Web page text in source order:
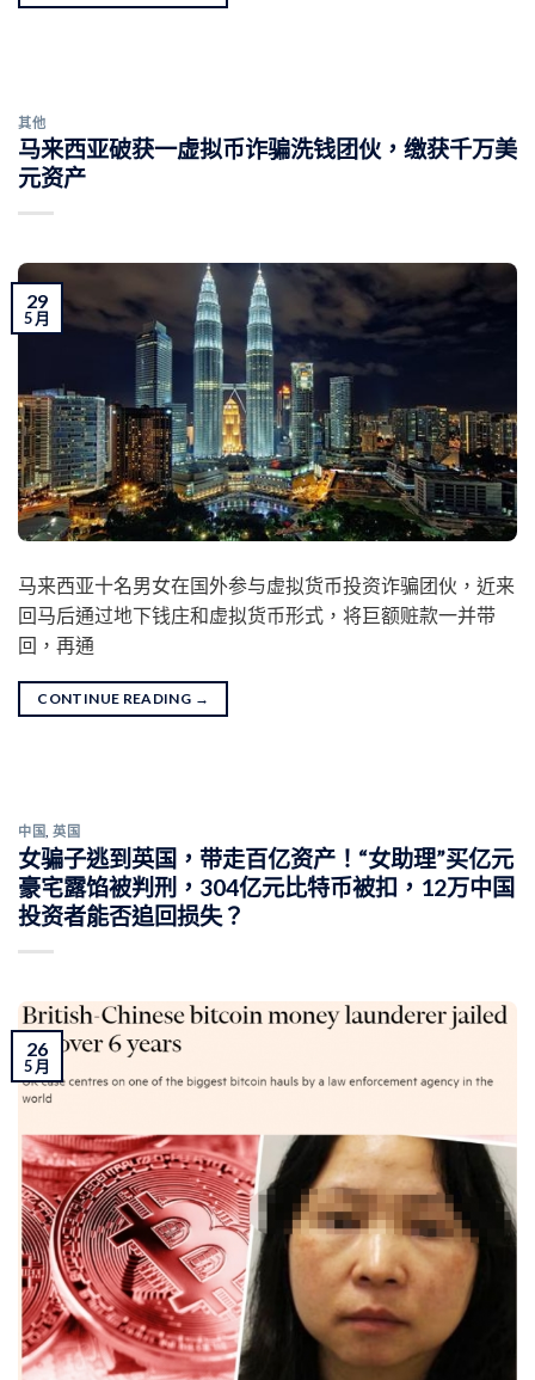
其他
马来西亚破获一虚拟币诈骗洗钱团伙，缴获千万美
元资产
29
5 月
马来西亚十名男女在国外参与虚拟货币投资诈骗团伙，近来
回马后通过地下钱庄和虚拟货币形式，将巨额赃款一并带
回，再通
CONTINUE READING →
中国 ,英国
女骗子逃到英国，带走百亿资产！“女助理”买亿元
豪宅露馅被判刑，304亿元比特币被扣，12万中国
投资者能否追回损失？
26
5 月